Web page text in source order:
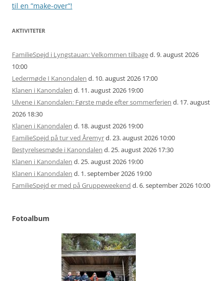
til en ”make-over”!
AKTIVITETER
FamilieSpejd i Lyngstauan: Velkommen tilbaged. 9. august 2026
10:00
Ledermøde I Kanondalen d. 10. august 2026 17:00
Klanen i Kanondalen d. 11. august 2026 19:00
Ulvene i Kanondalen: Første møde efter sommerferien d. 17. august
2026 18:30
Klanen i Kanondalen d. 18. august 2026 19:00
FamilieSpejd på tur ved Åremyrd. 23. august 2026 10:00
Bestyrelsesmøde i Kanondalen d. 25. august 2026 17:30
Klanen i Kanondalen d. 25. august 2026 19:00
Klanen i Kanondalen d. 1. september 2026 19:00
FamilieSpejd er med på Gruppeweekend d. 6. september 2026 10:00
Fotoalbum